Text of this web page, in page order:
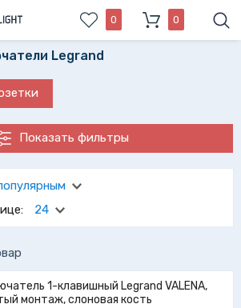
0 0
Legrand
Показать фильтры
24
1-клавишный Legrand VALENA,
монтаж, слоновая кость